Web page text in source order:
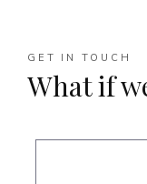
GET IN TOUCH
What if